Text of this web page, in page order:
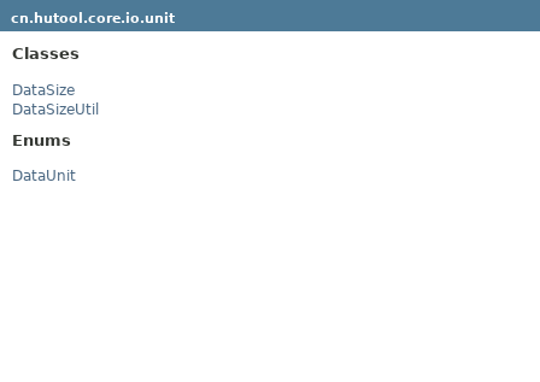
cn.hutool.core.io.unit
Classes
DataSize
DataSizeUtil
Enums
DataUnit